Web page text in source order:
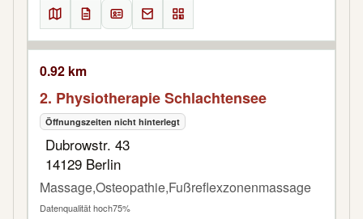
0.92 km
2. Physiotherapie Schlachtensee
Öffnungszeiten nicht hinterlegt
Dubrowstr. 43
14129 Berlin
Massage,Osteopathie,Fußreflexzonenmassage
Datenqualität hoch75%